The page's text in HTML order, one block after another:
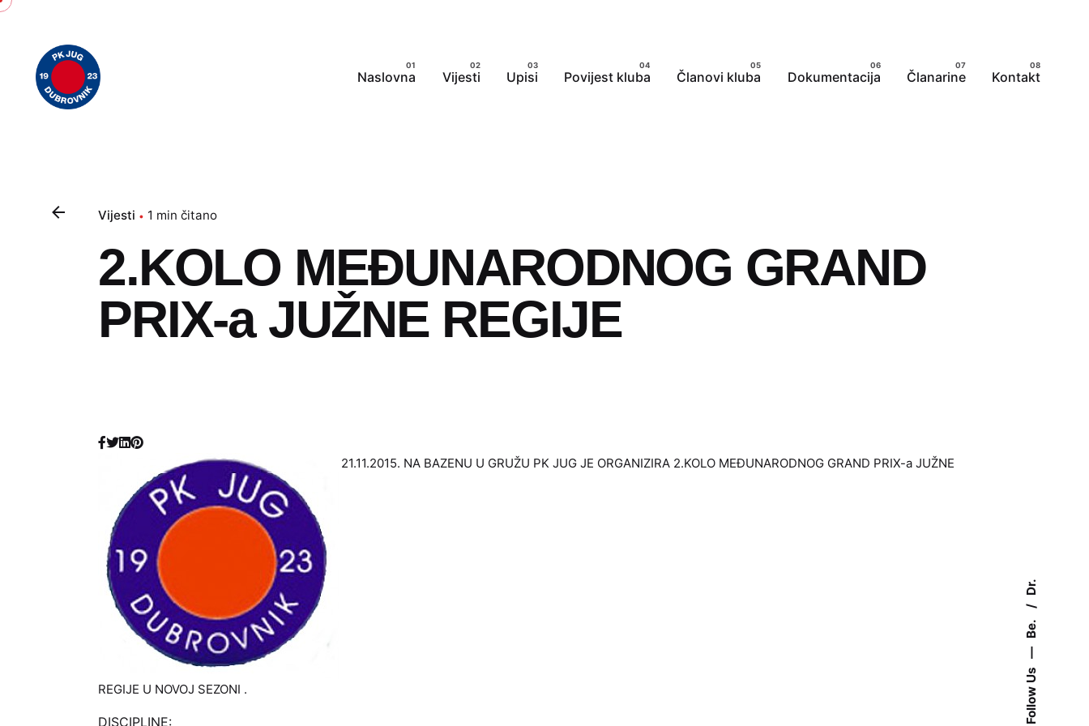
Follow Us
Be.
Dr.
Skip
content
Naslovna
Vijesti Upisi Povijest kluba Članovi kluba Dokumentacija Članarine Kontakt
Vijesti 1 min čitano
2.KOLO MEĐUNARODNOG GRAND
PRIX-a JUŽNE REGIJE
21.11.2015. NA BAZENU U GRUŽU PK JUG JE ORGANIZIRA 2.KOLO MEĐUNARODNOG GRAND PRIX-a JUŽNE
REGIJE U NOVOJ SEZONI .
DISCIPLINE: